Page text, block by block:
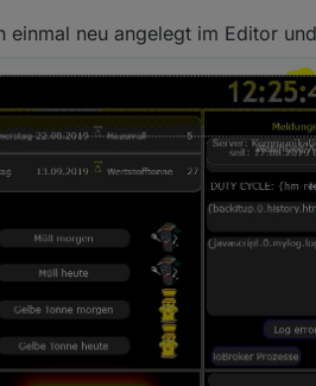
meiner Einstellungen.
einmal neu angelegt im Editor